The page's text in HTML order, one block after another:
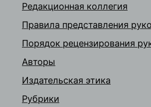
Редакционная коллегия
Правила представления
Порядок рецензирования
Авторы
Издательская этика
Рубрики